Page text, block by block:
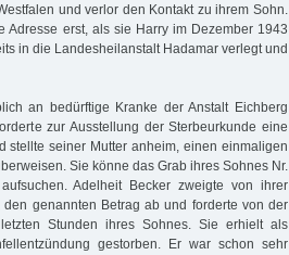
und verlor den Kontakt zu ihrem Sohn.
Adresse erst, als sie Harry im Dezember 1943
in die Landesheilanstalt Hadamar verlegt und
an bedürftige Kranke der Anstalt Eichberg
zur Ausstellung der Sterbeurkunde eine
stellte seiner Mutter anheim, einen einmaligen
Sie könne das Grab ihres Sohnes Nr.
Adelheit Becker zweigte von ihrer
genannten Betrag ab und forderte von der
Stunden ihres Sohnes. Sie erhielt als
gestorben. Er war schon sehr